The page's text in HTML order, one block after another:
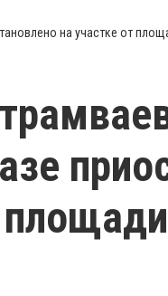
на участке от